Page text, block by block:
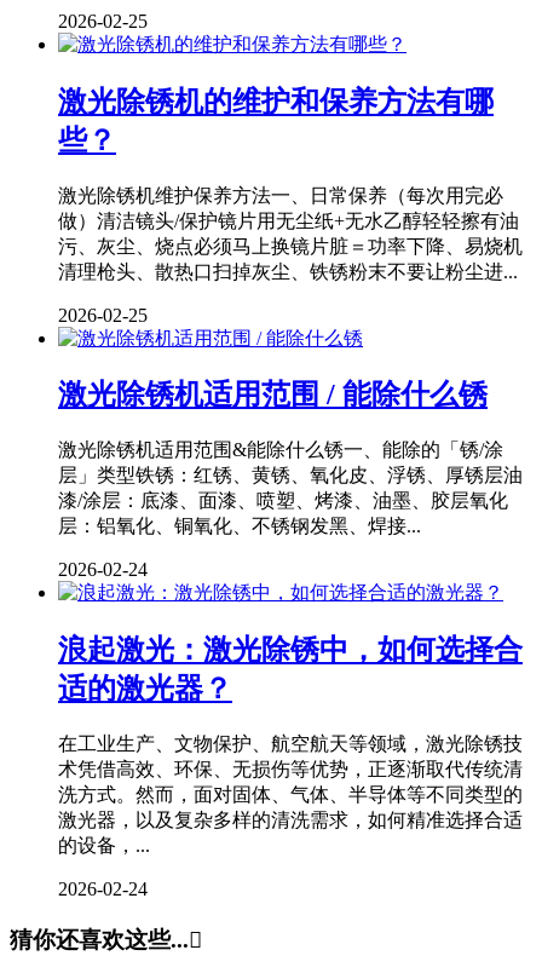
2026-02-25
激光除锈机的维护和保养方法有哪
些？
激光除锈机维护保养方法一、日常保养（每次用完必
做）清洁镜头/保护镜片用无尘纸+无水乙醇轻轻擦有油
污、灰尘、烧点必须马上换镜片脏＝功率下降、易烧机
清理枪头、散热口扫掉灰尘、铁锈粉末不要让粉尘进...
2026-02-25
激光除锈机适用范围 / 能除什么锈
激光除锈机适用范围&能除什么锈一、能除的「锈/涂
层」类型铁锈：红锈、黄锈、氧化皮、浮锈、厚锈层油
漆/涂层：底漆、面漆、喷塑、烤漆、油墨、胶层氧化
层：铝氧化、铜氧化、不锈钢发黑、焊接...
2026-02-24
浪起激光：激光除锈中，如何选择合
适的激光器？
在工业生产、文物保护、航空航天等领域，激光除锈技
术凭借高效、环保、无损伤等优势，正逐渐取代传统清
洗方式。然而，面对固体、气体、半导体等不同类型的
激光器，以及复杂多样的清洗需求，如何精准选择合适
的设备，...
2026-02-24
猜你还喜欢这些...